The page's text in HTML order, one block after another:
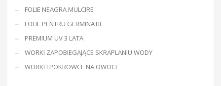
FOLIE NEAGRA MULCIRE
FOLIE PENTRU GERMINATIE
PREMIUM UV 3 LATA
WORKI ZAPOBIEGAJĄCE SKRAPLANIU WODY
WORKI I POKROWCE NA OWOCE